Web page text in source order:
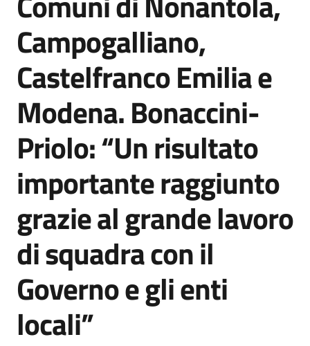
Seguici
su
Campogalliano,
Castelfranco Emilia e
Modena. Bonaccini-
Priolo: “Un risultato
importante raggiunto
grazie al grande lavoro
di squadra con il
Governo e gli enti
locali”